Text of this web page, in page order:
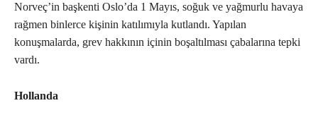
Norveç’in başkenti Oslo’da 1 Mayıs, soğuk ve yağmurlu havaya
rağmen binlerce kişinin katılımıyla kutlandı. Yapılan
konuşmalarda, grev hakkının içinin boşaltılması çabalarına tepki
vardı.
Hollanda